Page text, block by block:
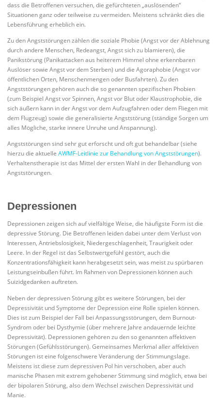
dass die Betroffenen versuchen, die gefürchteten „auslösenden“
Situationen ganz oder teilweise zu vermeiden. Meistens schränkt dies die
Lebensführung erheblich ein.
Zu den Angststörungen zählen die soziale Phobie (Angst vor der Ablehnung
durch andere Menschen, Redeangst, Angst sich zu blamieren), die
Panikstörung (Panikattacken aus heiterem Himmel ohne erkennbaren
Auslöser sowie Angst vor dem Sterben) und die Agoraphobie (Angst vor
öffentlichen Orten, Menschenmengen oder Busfahrten). Zu den
Angststörungen gehören auch die so genannten spezifischen Phobien
(zum Beispiel Angst vor Spinnen, Angst vor Blut oder Klaustrophobie, die
sich äußern kann in der Angst vor dem Aufzugfahren oder dem Fliegen mit
dem Flugzeug) sowie die generalisierte Angststörung (ständige Sorgen um
alles Mögliche, starke innere Unruhe und Anspannung).
Angststörungen sind sehr gut erforscht und oft gut behandelbar (siehe
hierzu die aktuelle AWMF-Leitlinie zur Behandlung von Angststörungen).
Verhaltenstherapie ist das Mittel der ersten Wahl in der Behandlung von
Angststörungen.
Depressionen
Depressionen zeigen sich auf vielfältige Weise, die häufigste Form ist die
depressive Störung. Die Betroffenen leiden dabei unter dem Verlust von
Interessen, Antriebslosigkeit, Niedergeschlagenheit, Traurigkeit oder
Leere. In der Regel ist das Selbstwertgefühl gestört, auch die
Konzentrationsfähigkeit kann herabgesetzt sein, was meist zu spürbaren
Leistungseinbußen führt. Im Rahmen von Depressionen können auch
Suizidgedanken auftreten.
Neben der depressiven Störung gibt es weitere Störungen, bei der
Depressivität und Symptome der Depression eine Rolle spielen können.
Dies ist zum Beispiel der Fall bei Anpassungsstörungen, dem Burnout-
Syndrom oder bei Dysthymie (über mehrere Jahre andauernde leichte
Depressivität). Depressionen gehören zu den so genannten affektiven
Störungen (Gefühlsstörungen). Gemeinsames Merkmal aller affektiven
Störungen ist eine folgenschwere Veränderung der Stimmungslage.
Meistens ist diese zum depressiven Pol hin verschoben, aber auch
manische Phasen mit extrem gehobener Stimmung sind möglich, etwa bei
der bipolaren Störung, also dem Wechsel zwischen Depressivität und
Manie.